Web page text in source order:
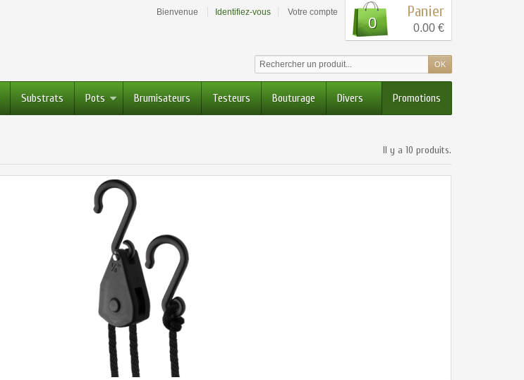
Bienvenue Identifiez-vous Votre compte Panier
0 0.00 €
Promotions
Substrats Pots Brumisateurs Testeurs Bouturage Divers
Il y a 10 produits.